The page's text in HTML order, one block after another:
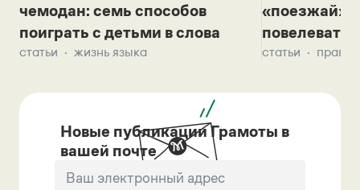
чемодан: семь способов
поиграть с детьми в слова
статьи жизнь языка
«поезжай»?
повелевать
статьи
Новые публикации Грамоты в
вашей почте